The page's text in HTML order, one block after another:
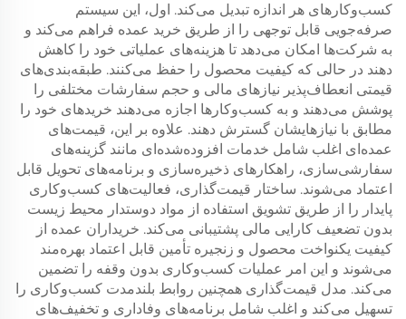
کسب‌وکارهای هر اندازه تبدیل می‌کند. اول، این سیستم
صرفه‌جویی قابل توجهی را از طریق خرید عمده فراهم می‌کند و
به شرکت‌ها امکان می‌دهد تا هزینه‌های عملیاتی خود را کاهش
دهند در حالی که کیفیت محصول را حفظ می‌کنند. طبقه‌بندی‌های
قیمتی انعطاف‌پذیر نیازهای مالی و حجم سفارشات مختلفی را
پوشش می‌دهند و به کسب‌وکارها اجازه می‌دهند خریدهای خود را
مطابق با نیازهایشان گسترش دهند. علاوه بر این، قیمت‌های
عمده‌ای اغلب شامل خدمات افزوده‌شده‌ای مانند گزینه‌های
سفارشی‌سازی، راهکارهای ذخیره‌سازی و برنامه‌های تحویل قابل
اعتماد می‌شوند. ساختار قیمت‌گذاری، فعالیت‌های کسب‌وکاری
پایدار را از طریق تشویق استفاده از مواد دوستدار محیط زیست
بدون تضعیف کارایی مالی پشتیبانی می‌کند. خریداران عمده از
کیفیت یکنواخت محصول و زنجیره تأمین قابل اعتماد بهره‌مند
می‌شوند و این امر عملیات کسب‌وکاری بدون وقفه را تضمین
می‌کند. مدل قیمت‌گذاری همچنین روابط بلندمدت کسب‌وکاری را
تسهیل می‌کند و اغلب شامل برنامه‌های وفاداری و تخفیف‌های